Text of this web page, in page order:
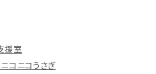
援室
コニコうさぎ